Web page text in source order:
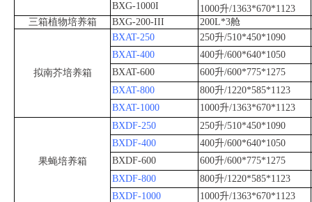
BXG-1000I
1000升/1363*670*1123
三箱植物培养箱
BXG-200-III 200L*3舱
拟南芥培养箱
BXAT-250
250升/510*450*1090
BXAT-400
400升/600*640*1050
BXAT-600
600升/600*775*1275
BXAT-800
800升/1220*585*1123
BXAT-1000
1000升/1363*670*1123
果蝇培养箱
BXDF-250
250升/510*450*1090
BXDF-400
400升/600*640*1050
BXDF-600
600升/600*775*1275
BXDF-800
800升/1220*585*1123
BXDF-1000
1000升/1363*670*1123